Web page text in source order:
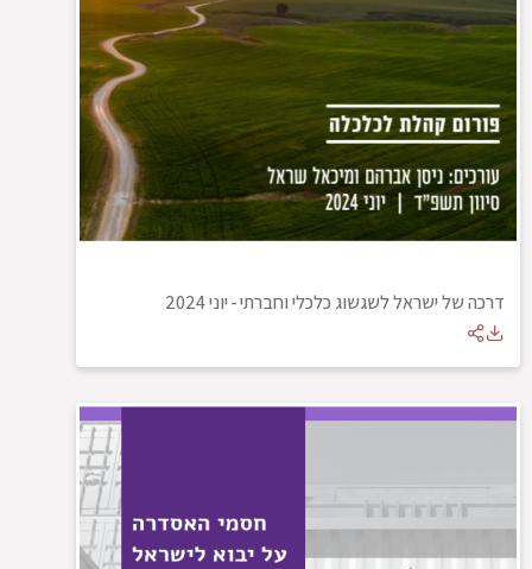
דרכה של ישראל לשגשוג כלכלי וחברתי-יוני 2024